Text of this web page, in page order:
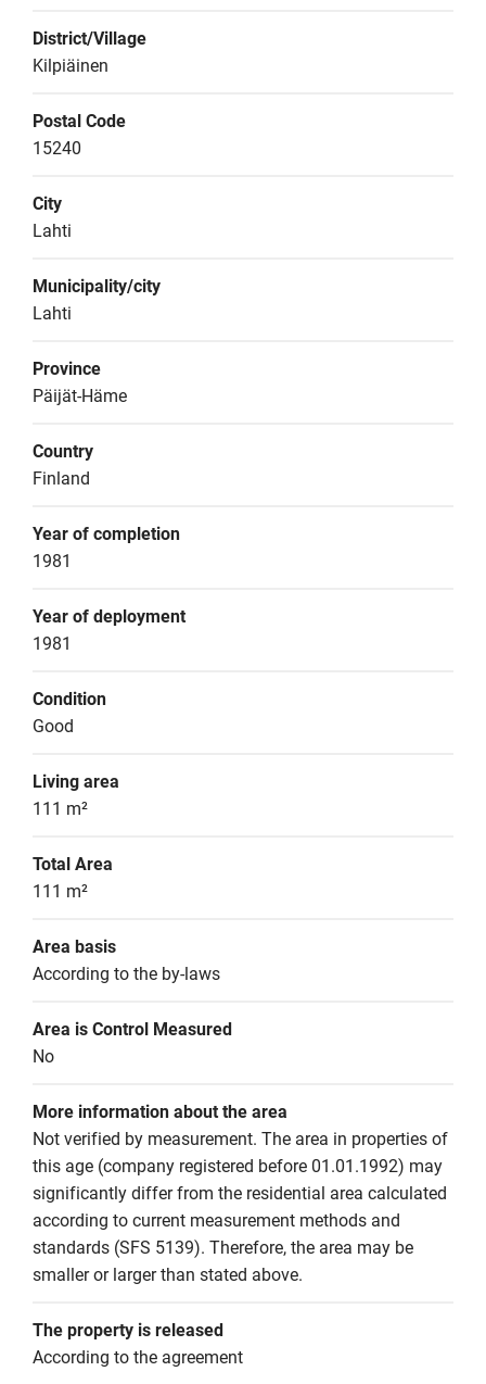
District/Village
Kilpiäinen
Postal Code
15240
City
Lahti
Municipality/city
Lahti
Province
Päijät-Häme
Country
Finland
Year of completion
1981
Year of deployment
1981
Condition
Good
Living area
111 m²
Total Area
111 m²
Area basis
According to the by-laws
Area is Control Measured
No
More information about the area
Not verified by measurement. The area in properties of
this age (company registered before 01.01.1992) may
significantly differ from the residential area calculated
according to current measurement methods and
standards (SFS 5139). Therefore, the area may be
smaller or larger than stated above.
The property is released
According to the agreement